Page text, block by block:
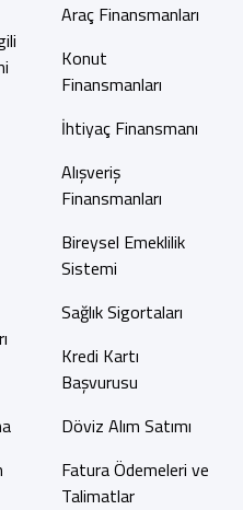
Araç Finansmanları
Konut
Finansmanları
İhtiyaç Finansmanı
Alışveriş
Finansmanları
Bireysel Emeklilik
Sistemi
Sağlık Sigortaları
Kredi Kartı
Başvurusu
Döviz Alım Satımı
Fatura Ödemeleri ve
Talimatlar